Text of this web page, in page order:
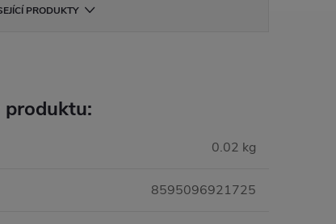
PRODUKTY
produktu:
0.02 kg
8595096921725